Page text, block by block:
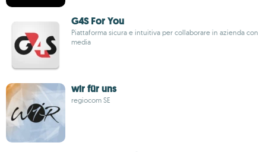
G4S For You
Piattaforma sicura e intuitiva per collaborare in azienda con
media
wir für uns
regiocom SE